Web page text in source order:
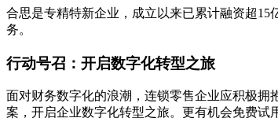
合思是专精特新企业，成立以来已累计融资超
务。
行动号召：开启数字化转型之旅
面对财务数字化的浪潮，连锁零售企业应积极
案，开启企业数字化转型之旅。更有机会免费试